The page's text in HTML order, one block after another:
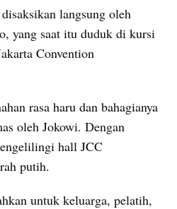
langsung oleh
yang saat itu duduk di kursi
Convention
rasa haru dan bahagianya
oleh Jokowi. Dengan
hall JCC
putih.
untuk keluarga, pelatih,